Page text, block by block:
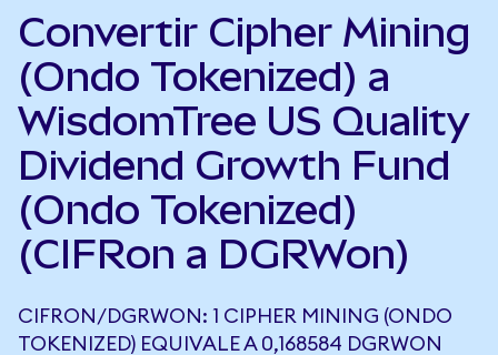
Convertir Cipher Mining
(Ondo Tokenized) a
WisdomTree US Quality
Dividend Growth Fund
(Ondo Tokenized)
(CIFRon a DGRWon)
CIFRON/DGRWON: 1 CIPHER MINING (ONDO
TOKENIZED) EQUIVALE A 0,168584 DGRWON